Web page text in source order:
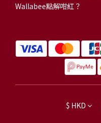
Wallabee點解咁紅？
$ HKD